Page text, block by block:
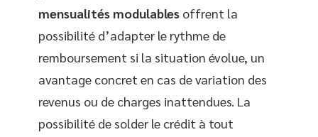
mensualités modulables offrent la
possibilité d’adapter le rythme de
remboursement si la situation évolue, un
avantage concret en cas de variation des
revenus ou de charges inattendues. La
possibilité de solder le crédit à tout